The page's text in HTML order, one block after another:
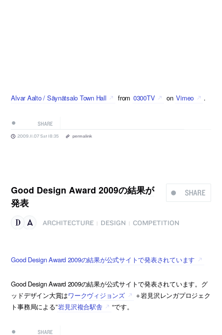
Alvar Aalto / Säynätsalo Town Hall from 0300TV on Vimeo .
SHARE
2009.11.07 Sat 18:35 permalink
SHARE
Good Design Award 2009の結果が
発表
ARCHITECTURE DESIGN COMPETITION
Good Design Award 2009の結果が公式サイトで発表されています
Good Design Award 2009の結果が公式サイトで発表されています。グ
ッドデザイン大賞はワークヴィジョンズ
＋岩見沢レンガプロジェク
ト事務局による”岩見沢複合駅舎 “です。
SHARE